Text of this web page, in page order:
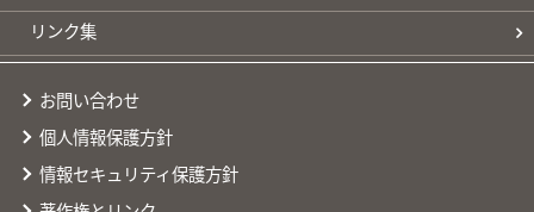
リンク集
お問い合わせ
個人情報保護方針
情報セキュリティ保護方針